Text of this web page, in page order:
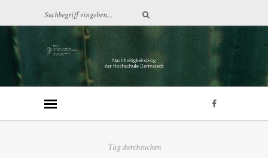
Tag durchsuchen